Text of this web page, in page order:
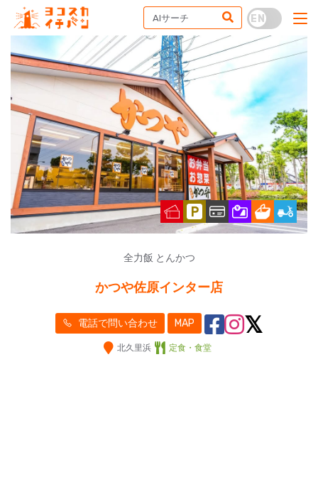
全力飯 とんかつ
かつや佐原インター店
電話で問い合わせ MAP
北久里浜 定食・食堂